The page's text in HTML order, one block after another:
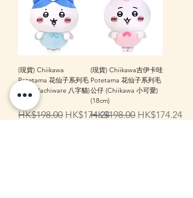
(現貨) Chiikawa
Potetama 花仙子系列毛
公仔 (Hachiware 八字貓)
一般價格
HK$198.00 促銷價格
HK$174.24
(現貨) Chiikawa吉伊卡哇
Potetama 花仙子系列毛
公仔 (Chiikawa 小可愛)
(18cm)
一般價格
HK$198.00 促銷價格
HK$174.24